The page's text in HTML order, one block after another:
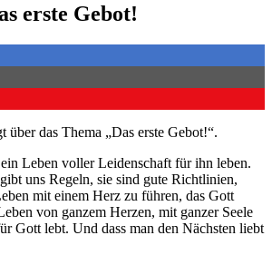
erste Gebot!
das Thema „Das erste Gebot!“.
Leben voller Leidenschaft für ihn leben.
uns Regeln, sie sind gute Richtlinien,
mit einem Herz zu führen, das Gott
von ganzem Herzen, mit ganzer Seele
Gott lebt. Und dass man den Nächsten liebt